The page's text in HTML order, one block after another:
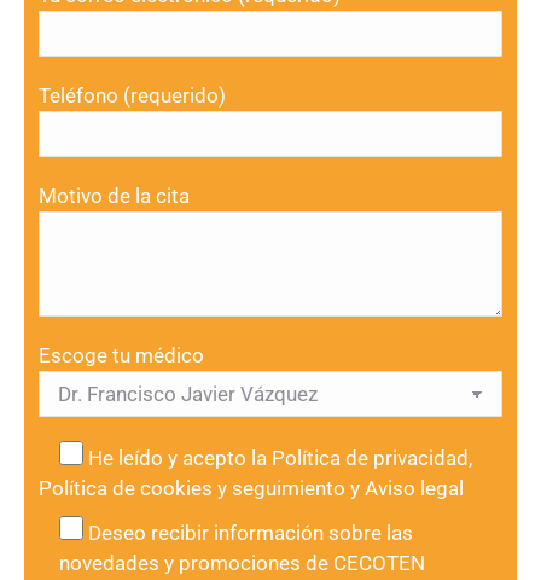
Teléfono (requerido)
Motivo de la cita
Escoge tu médico
He leído y acepto la Política de privacidad ,
Política de cookies y seguimiento y Aviso legal
Deseo recibir información sobre las
novedades y promociones de CECOTEN